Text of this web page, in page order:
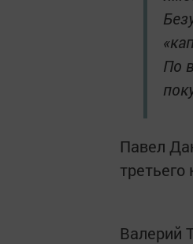
По
Павел
Валерий